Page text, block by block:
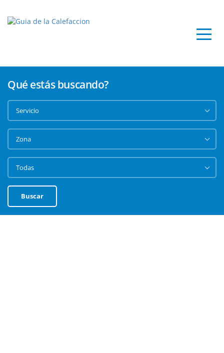
Qué estás buscando?
Buscar